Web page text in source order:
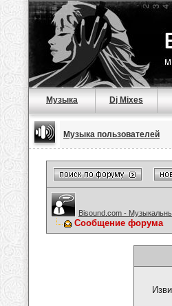
Музыка Dj Mixes
Музыка пользователей
Bisound.com -
Сообщение форума